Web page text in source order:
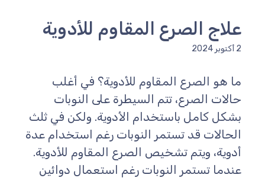
علاج الصرع المقاوم للأدوية
2 أكتوبر 2024
ما هو الصرع المقاوم للأدوية؟ في أغلب
حالات الصرع، تتم السيطرة على النوبات
بشكل كامل باستخدام الأدوية. ولكن في ثلث
الحالات قد تستمر النوبات رغم استخدام عدة
أدوية، ويتم تشخيص الصرع المقاوم للأدوية.
عندما تستمر النوبات رغم استعمال دوائين